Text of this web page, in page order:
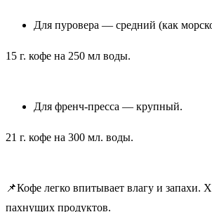
Для пуровера — средний (как
15 г. кофе на 250 мл воды.
Для френч-пресса — крупный.
21 г. кофе на 300 мл. воды.
📌Кофе легко впитывает влагу и запахи.
пахнущих продуктов.